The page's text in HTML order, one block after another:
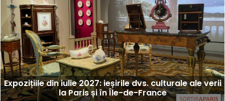
Expozițiile din iulie 2027: ieșirile dvs. culturale ale verii
la Paris și în Île-de-France